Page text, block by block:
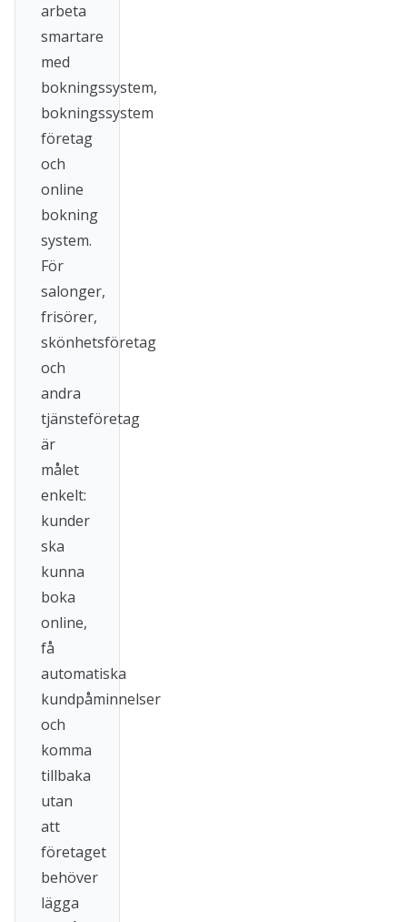
arbeta
smartare
med
bokningssystem,
bokningssystem
företag
och
online
bokning
system.
För
salonger,
frisörer,
skönhetsföretag
och
andra
tjänsteföretag
är
målet
enkelt:
kunder
ska
kunna
boka
online,
få
automatiska
kundpåminnelser
och
komma
tillbaka
utan
att
företaget
behöver
lägga